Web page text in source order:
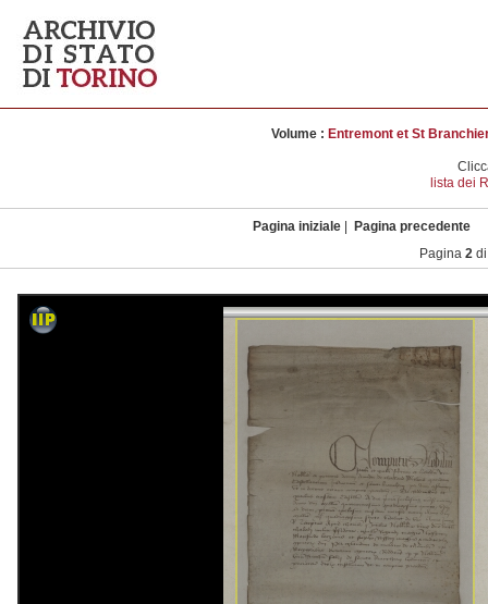
Volume : Entremont et St
lista dei
Pagina iniziale
Pagina precedente
Pagina 2